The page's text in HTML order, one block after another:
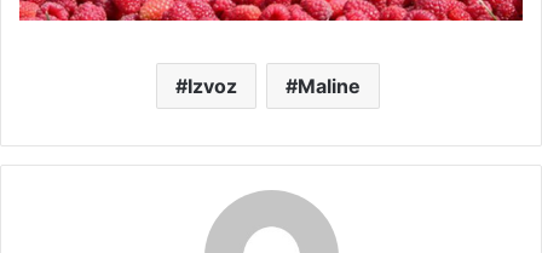
Izvoz Maline